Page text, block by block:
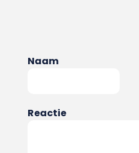
Naam
Reactie